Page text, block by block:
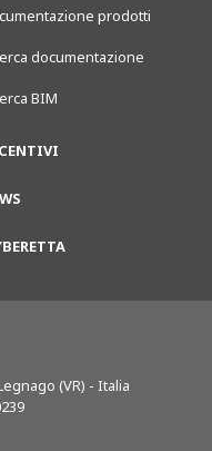
prodotti
documentazione
BIM
(VR) - Italia